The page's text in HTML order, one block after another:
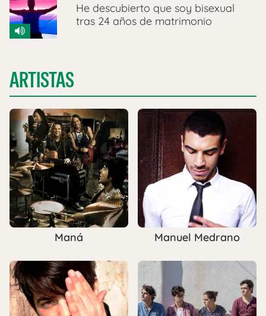
He descubierto que soy bisexual
tras 24 años de matrimonio
ARTISTAS
Maná Manuel Medrano